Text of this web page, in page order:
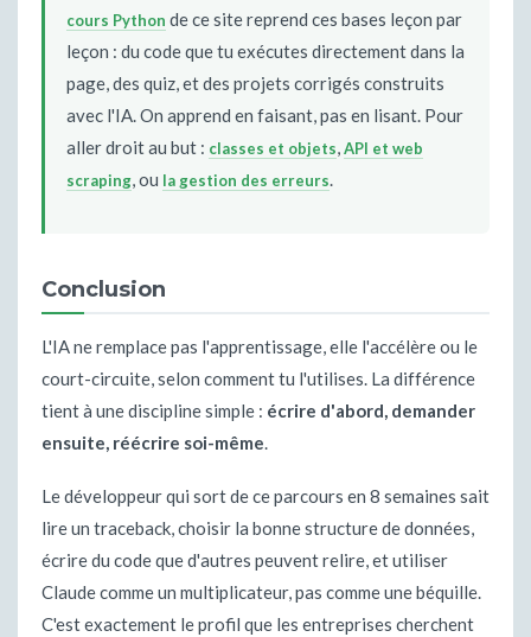
cours Python de ce site reprend ces bases leçon par
leçon : du code que tu exécutes directement dans la
page, des quiz, et des projets corrigés construits
avec l'IA. On apprend en faisant, pas en lisant. Pour
aller droit au but : classes et objets,API et web
scraping, ou la gestion des erreurs.
Conclusion
L'IA ne remplace pas l'apprentissage, elle l'accélère ou le
court-circuite, selon comment tu l'utilises. La différence
tient à une discipline simple : écrire d'abord, demander
ensuite, réécrire soi-même.
Le développeur qui sort de ce parcours en 8 semaines sait
lire un traceback, choisir la bonne structure de données,
écrire du code que d'autres peuvent relire, et utiliser
Claude comme un multiplicateur, pas comme une béquille.
C'est exactement le profil que les entreprises cherchent